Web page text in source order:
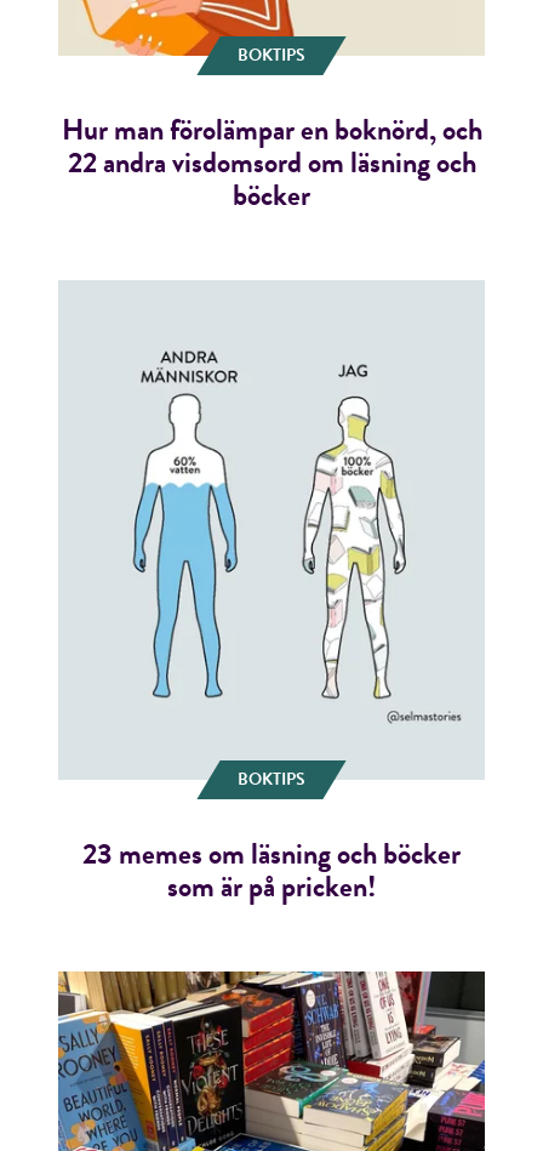
RÖSTA
Jag accepterar villkoren.
RÖSTA
ÅNGRA OCH STÄNG
BOKTIPS
Hur man förolämpar en boknörd, och
22 andra visdomsord om läsning och
böcker
BOKTIPS
23 memes om läsning och böcker
som är på pricken!